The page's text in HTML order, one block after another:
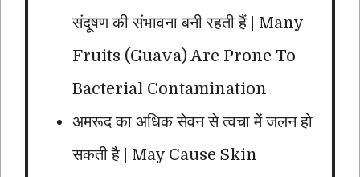
संदूषण की संभावना बनी रहती हैं | Many
Fruits (Guava) Are Prone To
Bacterial Contamination
अमरूद का अधिक सेवन से त्वचा में जलन हो
सकती है | May Cause Skin